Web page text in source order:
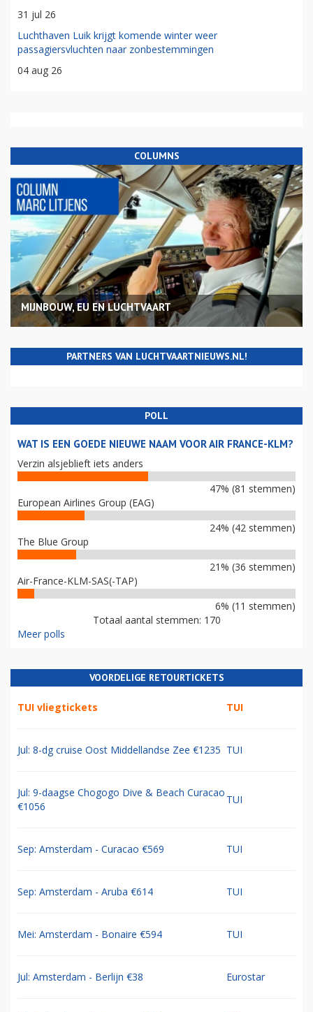
31 jul 26
Luchthaven Luik krijgt komende winter weer
passagiersvluchten naar zonbestemmingen
04 aug 26
COLUMNS
MIJNBOUW, EU EN LUCHTVAART
PARTNERS VAN LUCHTVAARTNIEUWS.NL!
POLL
WAT IS EEN GOEDE NIEUWE NAAM VOOR AIR FRANCE-KLM?
Verzin alsjeblieft iets anders
47% (81 stemmen)
European Airlines Group (EAG)
24% (42 stemmen)
The Blue Group
21% (36 stemmen)
Air-France-KLM-SAS(-TAP)
6% (11 stemmen)
Totaal aantal stemmen: 170
Meer polls
VOORDELIGE RETOURTICKETS
TUI vliegtickets TUI
Jul: 8-dg cruise Oost Middellandse Zee €1235 TUI
Jul: 9-daagse Chogogo Dive & Beach Curacao
€1056
TUI
Sep: Amsterdam - Curacao €569 TUI
Sep: Amsterdam - Aruba €614 TUI
Mei: Amsterdam - Bonaire €594 TUI
Jul: Amsterdam - Berlijn €38 Eurostar